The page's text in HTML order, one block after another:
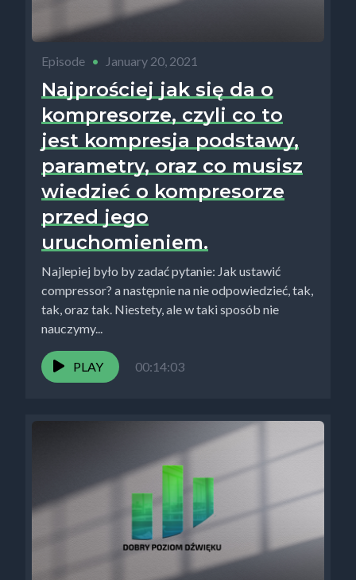
Episode • January 20, 2021
Najprościej jak się da o
kompresorze, czyli co to
jest kompresja podstawy,
parametry, oraz co musisz
wiedzieć o kompresorze
przed jego
uruchomieniem.
Najlepiej było by zadać pytanie: Jak ustawić
compressor? a następnie na nie odpowiedzieć, tak,
tak, oraz tak. Niestety, ale w taki sposób nie
nauczymy...
PLAY 00:14:03